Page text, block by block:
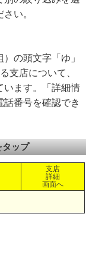
い。
の頭文字「ゆ」
支店について、
います。「詳細情
番号を確認でき
タップ
支店
詳細
画面へ